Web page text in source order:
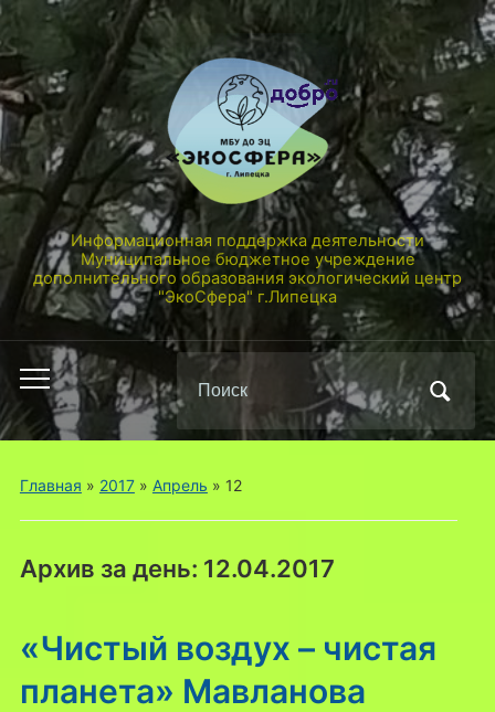
Информационная поддержка деятельности
Муниципальное бюджетное учреждение
дополнительного образования экологический центр
"ЭкоСфера" г.Липецка
Переключить
мобильное
меню
Поиск
по:
Главная » 2017» Апрель » 12
Архив за день: 12.04.2017
«Чистый воздух – чистая
планета» Мавланова